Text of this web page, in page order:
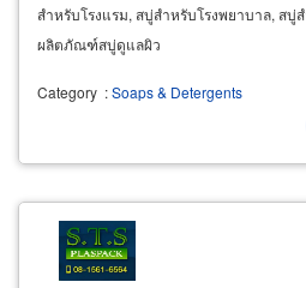
สำหรับโรงแรม, สบู่สำหรับโรงพยาบาล, ส
ผลิตภัณฑ์สบู่ดูแลผิว
Category :Soaps & Detergents